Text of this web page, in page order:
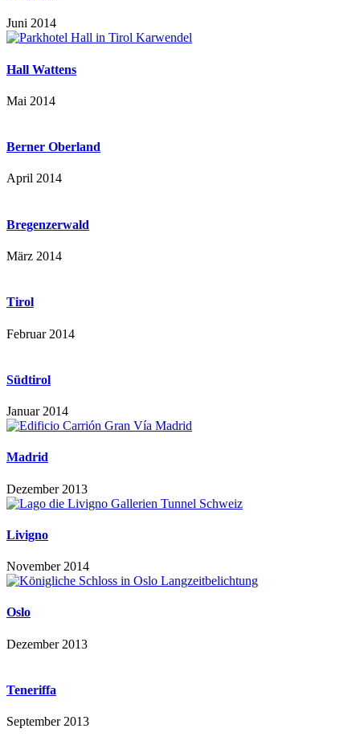
Juni 2014
Hall Wattens
Mai 2014
Berner Oberland
April 2014
Bregenzerwald
März 2014
Tirol
Februar 2014
Südtirol
Januar 2014
Madrid
Dezember 2013
Livigno
November 2014
Oslo
Dezember 2013
Teneriffa
September 2013